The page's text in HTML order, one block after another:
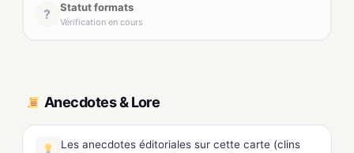
? Statut formats
Vérification en cours
Anecdotes & Lore
Les anecdotes éditoriales sur cette carte (clins